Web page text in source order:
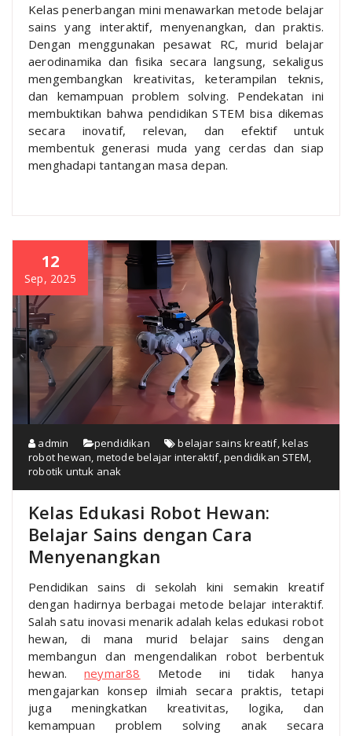
Kelas penerbangan mini menawarkan metode belajar
sains yang interaktif, menyenangkan, dan praktis.
Dengan menggunakan pesawat RC, murid belajar
aerodinamika dan fisika secara langsung, sekaligus
mengembangkan kreativitas, keterampilan teknis,
dan kemampuan problem solving. Pendekatan ini
membuktikan bahwa pendidikan STEM bisa dikemas
secara inovatif, relevan, dan efektif untuk
membentuk generasi muda yang cerdas dan siap
menghadapi tantangan masa depan.
12
Sep, 2025
admin pendidikan belajar sains kreatif,kelas
robot hewan, metode belajar interaktif,pendidikan STEM,
robotik untuk anak
Kelas Edukasi Robot Hewan:
Belajar Sains dengan Cara
Menyenangkan
Pendidikan sains di sekolah kini semakin kreatif
dengan hadirnya berbagai metode belajar interaktif.
Salah satu inovasi menarik adalah kelas edukasi robot
hewan, di mana murid belajar sains dengan
membangun dan mengendalikan robot berbentuk
hewan.neymar88 Metode ini tidak hanya
mengajarkan konsep ilmiah secara praktis, tetapi
juga meningkatkan kreativitas, logika, dan
kemampuan problem solving anak secara